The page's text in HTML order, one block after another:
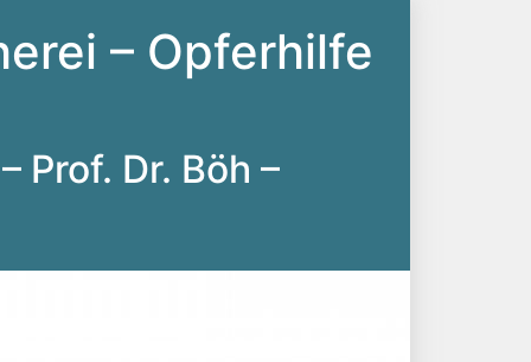
– Opferhilfe
Prof. Dr. Böh –